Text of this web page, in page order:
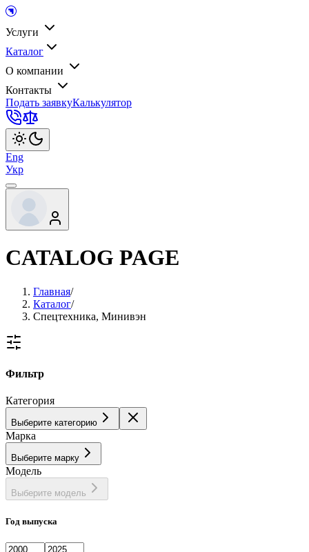
Услуги
Каталог
О компании
Контакты
Подать заявкуКалькулятор
Eng
Укр
CATALOG PAGE
Главная/
Каталог/
Спецтехника, Минивэн
Фильтр
Категория
Выберите категорию
Марка
Выберите марку
Модель
Выберите модель
Год выпуска